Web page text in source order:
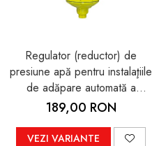
Regulator (reductor) de
presiune apă pentru instalaţiile
de adăpare automată a
animalelor
189,00 RON
VEZI VARIANTE